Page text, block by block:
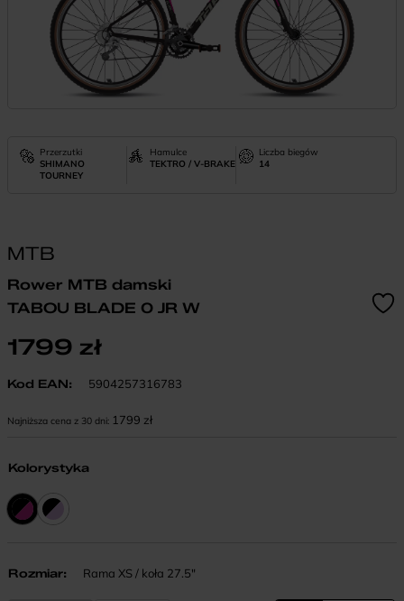
Przerzutki
SHIMANO
TOURNEY
Hamulce
TEKTRO / V-BRAKE
Liczba biegów
14
MTB
Rower MTB damski
TABOU BLADE 0 JR W
1799 zł
Kod EAN: 5904257316783
Najniższa cena z 30 dni: 1799 zł
Kolorystyka
Rozmiar: Rama XS / koła 27.5"